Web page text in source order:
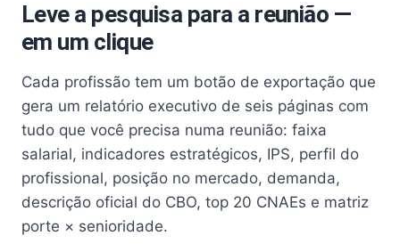
Leve a pesquisa para a reunião —
em um clique
Cada profissão tem um botão de exportação que
gera um relatório executivo de seis páginas com
tudo que você precisa numa reunião: faixa
salarial, indicadores estratégicos, IPS, perfil do
profissional, posição no mercado, demanda,
descrição oficial do CBO, top 20 CNAEs e matriz
porte × senioridade.